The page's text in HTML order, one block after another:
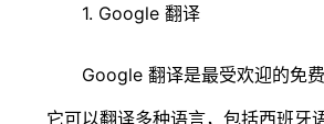
1. Google 翻译
Google 翻译是最受欢迎的免费
它可以翻译多种语言，包括西班牙